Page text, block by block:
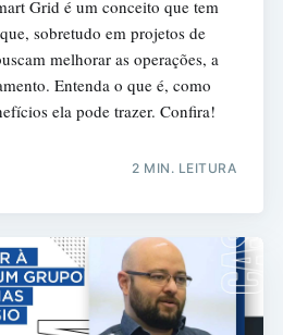
Grid é um conceito que tem
sobretudo em projetos de
melhorar as operações, a
Entenda o que é, como
ela pode trazer. Confira!
2 MIN. LEITURA